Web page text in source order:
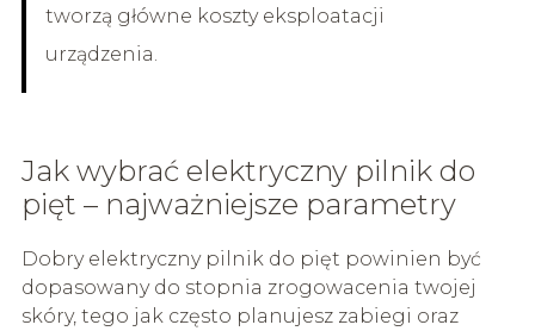
tworzą główne koszty eksploatacji
urządzenia.
Jak wybrać elektryczny pilnik do
pięt – najważniejsze parametry
Dobry elektryczny pilnik do pięt powinien być
dopasowany do stopnia zrogowacenia twojej
skóry, tego jak często planujesz zabiegi oraz